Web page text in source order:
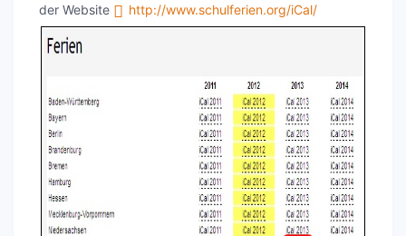
der Website
http://www.schulferien.org/iCal/